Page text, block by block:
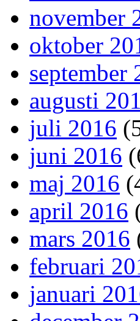
november
oktober
september
augusti
juli 2016
juni 2016
maj 2016
april 2016
mars 2016
februari
januari